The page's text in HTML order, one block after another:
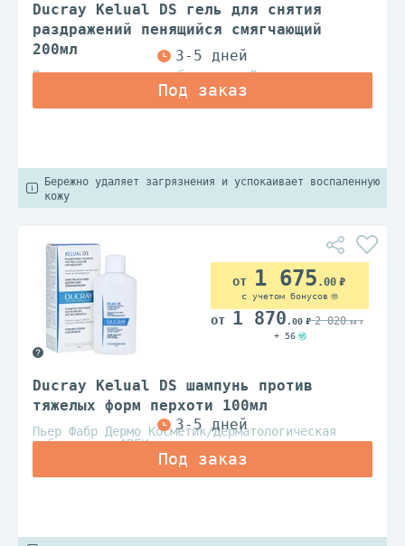
Ducray Kelual DS гель для снятия
раздражений пенящийся смягчающий
200мл
Дерматологические лаборатории Дюкрэ
Бережно удаляет загрязнения и успокаивает воспаленную
кожу
Ducray Kelual DS шампунь против
тяжелых форм перхоти 100мл
Пьер Фабр Дермо Косметик/Дерматологическая
лаборатория АВЕН
1 675 .00
с учетом бонусов
1 870 .00 2 020.00
+ 56